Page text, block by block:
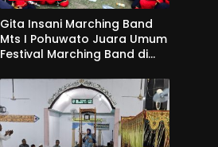
Gita Insani Marching Band
Mts I Pohuwato Juara Umum
Festival Marching Band di